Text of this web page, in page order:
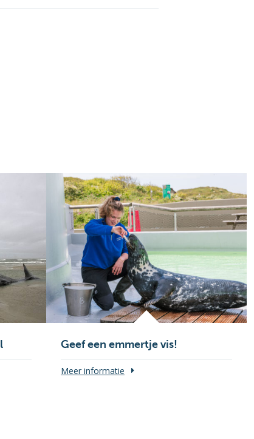
Geef een emmertje vis!
Meer informatie